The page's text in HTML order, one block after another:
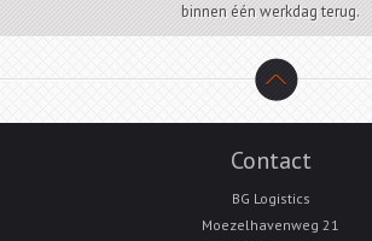
binnen één werkdag terug.
Contact
BG Logistics
Moezelhavenweg 21